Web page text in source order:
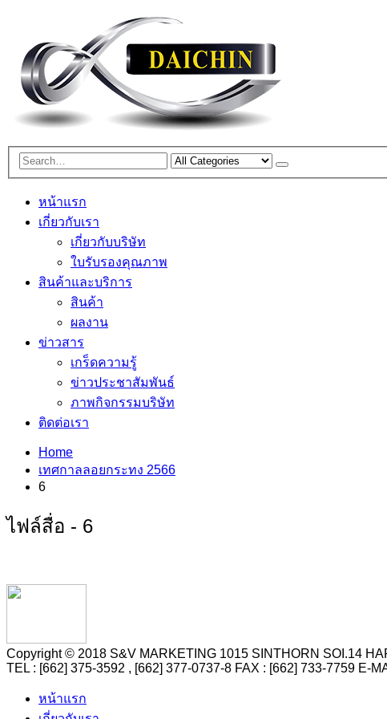
หน้าแรก
เกี่ยวกับเรา
เกี่ยวกับบริษัท
ใบรับรองคุณภาพ
สินค้าและบริการ
สินค้า
ผลงาน
ข่าวสาร
เกร็ดความรู้
ข่าวประชาสัมพันธ์
ภาพกิจกรรมบริษัท
ติดต่อเรา
Home
เทศกาลลอยกระทง 2566
6
ไฟล์สื่อ - 6
Copyright © 2018 S&V MARKETING 1015 SINTHORN SOI.14
TEL : [662] 375-3592 , [662] 377-0737-8 FAX : [662] 733-7759 E-
หน้าแรก